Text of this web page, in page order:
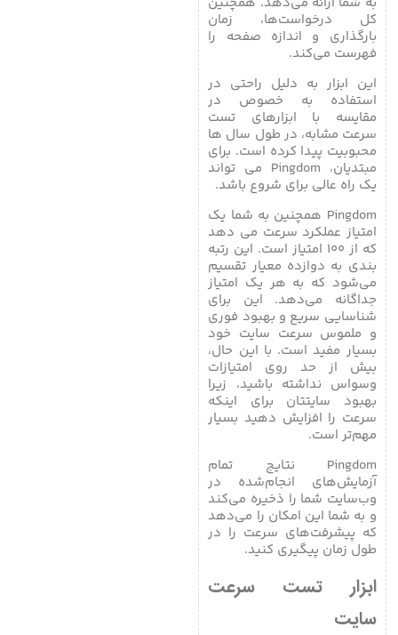
کل درخواست‌ها، زمان
بارگذاری و اندازه صفحه را
فهرست می‌کند.
این ابزار به دلیل راحتی در
استفاده به خصوص در
مقایسه با ابزارهای تست
سرعت مشابه، در طول سال ها
محبوبیت پیدا کرده است. برای
مبتدیان، Pingdom می تواند
یک راه عالی برای شروع باشد.
Pingdom همچنین به شما یک
امتیاز عملکرد سرعت می دهد
که از ۱۰۰ امتیاز است. این رتبه
بندی به دوازده معیار تقسیم
می‌شود که به هر یک امتیاز
جداگانه می‌دهد. این برای
شناسایی سریع و بهبود فوری
و ملموس سرعت سایت خود
بسیار مفید است. با این حال،
بیش از حد روی امتیازات
وسواس نداشته باشید، زیرا
بهبود سایتتان برای اینکه
سرعت را افزایش دهید بسیار
مهم‌تر است.
Pingdom نتایج تمام
آزمایش‌های انجام‌شده در
وب‌سایت شما را ذخیره می‌کند
و به شما این امکان را می‌دهد
که پیشرفت‌های سرعت را در
طول زمان پیگیری کنید.
ابزار تست سرعت
سایت